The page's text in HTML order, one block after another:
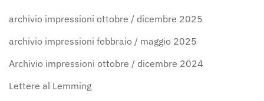
archivio impressioni ottobre / dicembre 2025
archivio impressioni febbraio / maggio 2025
Archivio impressioni ottobre / dicembre 2024
Lettere al Lemming